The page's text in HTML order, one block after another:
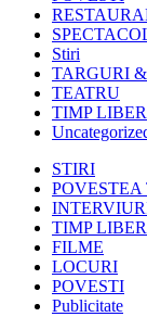
Stiri
TARGURI
TEATRU
TIMP LIBER
STIRI
POVESTEA
TIMP LIBER
FILME
LOCURI
POVESTI
Publicitate